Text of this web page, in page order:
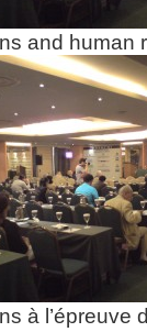
and human
à l’épreuve